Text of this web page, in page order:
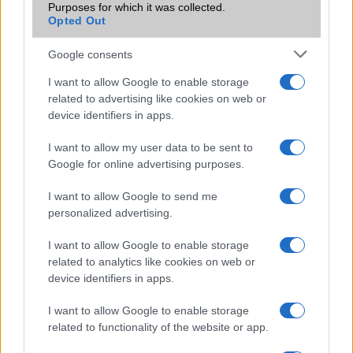
Purposes for which it was collected.
Opted Out
Google consents
I want to allow Google to enable storage
related to advertising like cookies on web or
device identifiers in apps.
I want to allow my user data to be sent to
Google for online advertising purposes.
I want to allow Google to send me
personalized advertising.
I want to allow Google to enable storage
related to analytics like cookies on web or
device identifiers in apps.
I want to allow Google to enable storage
related to functionality of the website or app.
Videón az Android 4.3 és az új kamera szoftver
Holnaptól kapható a hófehér LG Nexus 4
Elindult a Gmail frissítés, innen is letölthető
Videón az Android 4.3 Jelly Bean
Számos népszerű Samsung Galaxy készülék kimarad a One
UI 9 frissítésből – itt a lista az érintett modellekről
iPhone 18 bemutató dátum - ekkor rántja le a leplet az
Apple az új csúcsmobilokról